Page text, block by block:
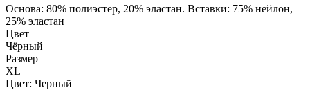
Основа: 80% полиэстер, 20% эластан. Вставки: 75% нейлон,
25% эластан
Цвет
Чёрный
Размер
XL
Цвет: Черный